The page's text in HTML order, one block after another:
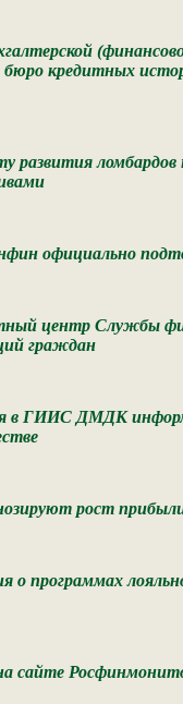
кредитных
развития
официально
центр Службы
граждан
в ГИИС ДМДК
рост
о программах
сайте